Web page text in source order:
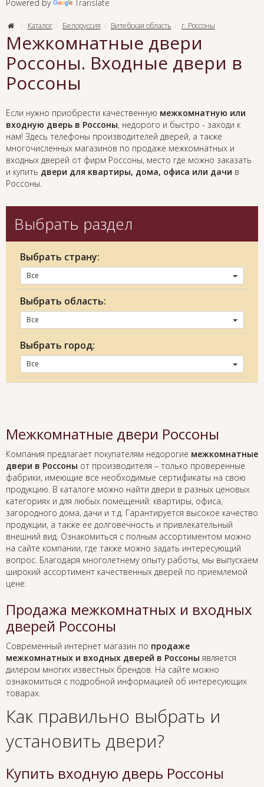
Powered by Translate
Каталог Белоруссия Витебская область г. Россоны
Межкомнатные двери
Россоны. Входные двери в
Россоны
Если нужно приобрести качественную межкомнатную или
входную дверь в Россоны, недорого и быстро - заходи к
нам! Здесь телефоны производителей дверей, а также
многочисленных магазинов по продаже межкомнатных и
входных дверей от фирм Россоны, место где можно заказать
и купить двери для квартиры, дома, офиса или дачи в
Россоны.
Выбрать раздел
Выбрать страну:
Все
Выбрать область:
Все
Выбрать город:
Все
Межкомнатные двери Россоны
Компания предлагает покупателям недорогие межкомнатные
двери в Россоны от производителя – только проверенные
фабрики, имеющие все необходимые сертификаты на свою
продукцию. В каталоге можно найти двери в разных ценовых
категориях и для любых помещений: квартиры, офиса,
загородного дома, дачи и т.д. Гарантируется высокое качество
продукции, а также ее долговечность и привлекательный
внешний вид. Ознакомиться с полным ассортиментом можно
на сайте компании, где также можно задать интересующий
вопрос. Благодаря многолетнему опыту работы, мы выпускаем
широкий ассортимент качественных дверей по приемлемой
цене.
Продажа межкомнатных и входных
дверей Россоны
Современный интернет магазин по продаже
межкомнатных и входных дверей в Россоны является
дилером многих известных брендов. На сайте можно
ознакомиться с подробной информацией об интересующих
товарах.
Как правильно выбрать и
установить двери?
Купить входную дверь Россоны